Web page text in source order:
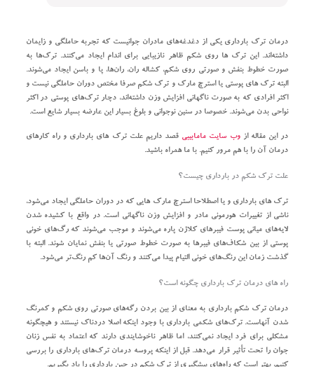
درمان ترک‌ بارداری یکی از دغدغه‌های مادران جوانیست که تجربه حاملگی و زایمان
داشته‌اند. این ترک‌ ها روی شکم ظاهر نازیبایی برای اندام ایجاد می‌کنند. ترک‌ها به
صورت خطوط بنفش و صورتی روی شکم، کشاله ران، ران‌ها، پا و باسن ایجاد می‌شوند.
البته ترک های پوستی یا استرچ مارک و ترک شکم صرفا مختص دوران حاملگی نیست و
اکثر افرادی که به صورت ناگهانی افزایش وزن داشته‌اند، دچار ترک‌های پوستی در اکثر
نواحی بدن می‌شوند. خصوصا در سنین نوجوانی و بلوغ بسیار این عارضه بسیار شایع است.
در این مقاله ازوب سایت مامابیبی قصد داریم علت ترک ‌های بارداری و راه کار‌های
درمان آن را با هم مرور کنیم. با ما همراه باشید.
علت ترک شکم در بارداری چیست؟
ترک های بارداری و یا اصطلاحا استرچ مارک هایی که در دوران حاملگی ایجاد می‌شود،
ناشی از تغییرات هورمونی مادر و افزایش وزن ناگهانی است. در واقع با کشیده شدن
لایه‌های میانی پوست فیبر‌های کلاژن پاره می‌شوند و موجب می‌شوند که رگ‌های خونی
پوستی از بین شکاف‌های فیبر‌ها به صورت خطوط صورتی یا بنفش نمایان شوند. البته با
گذشت زمان این رنگ‌های خونی التیام پیدا می‌کنند و رنگ آن‌ها کم رنگ‌تر می‌شود.
راه‌ های درمان ترک بارداری چگونه است؟
درمان ترک شکم بارداری به معنای از بین بردن رگه‌های صورتی روی شکم و کمرنگ
شدن آنهاست. ترک‌های شکمی بارداری با وجود اینکه اصلا دردناک نیستند و هیچگونه
مشکلی برای فرد ایجاد نمی‌کنند، اما ظاهر ناخوشایندی دارند که اعتماد به نفس زنان
جوان را تحت تأثیر قرار می‌دهد. قبل از اینکه پروسه درمان ترک‌های بارداری را بررسی
کنیم، بهتر است که راه‌های پیشگیری از ترک شکم در حین بارداری را یاد بگیریم.